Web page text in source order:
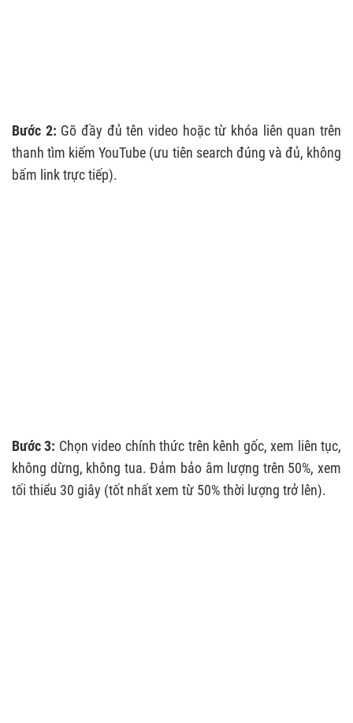
Bước 2: Gõ đầy đủ tên video hoặc từ khóa liên quan trên
thanh tìm kiếm YouTube (ưu tiên search đúng và đủ, không
bấm link trực tiếp).
Bước 3: Chọn video chính thức trên kênh gốc, xem liên tục,
không dừng, không tua. Đảm bảo âm lượng trên 50%, xem
tối thiểu 30 giây (tốt nhất xem từ 50% thời lượng trở lên).